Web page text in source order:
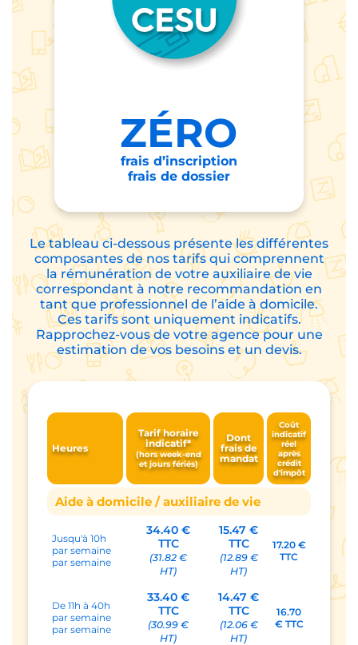
ZÉRO
frais d’inscription
frais de dossier
Le tableau ci-dessous présente les différentes
composantes de nos tarifs qui comprennent
la rémunération de votre auxiliaire de vie
correspondant à notre recommandation en
tant que professionnel de l’aide à domicile.
Ces tarifs sont uniquement indicatifs.
Rapprochez-vous de votre agence pour une
estimation de vos besoins et un devis.
Heures
Tarif horaire
indicatif*
(hors week-end
et jours fériés)
Dont
frais de
mandat
Coût
indicatif
réel
après
crédit
d'impôt
Aide à domicile / auxiliaire de vie
Jusqu'à 10h
par semaine
par semaine
34.40 €
TTC
(31.82 €
HT)
15.47 €
TTC
(12.89 €
HT)
17.20 €
TTC
De 11h à 40h
par semaine
par semaine
33.40 €
TTC
(30.99 €
HT)
14.47 €
TTC
(12.06 €
HT)
16.70
€ TTC